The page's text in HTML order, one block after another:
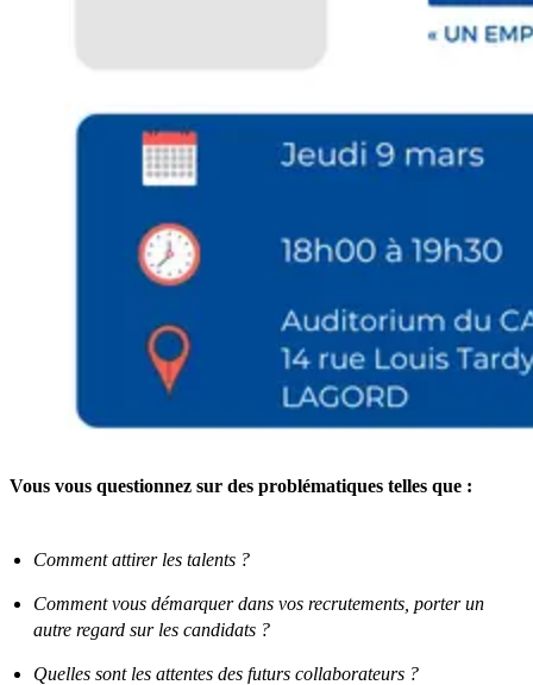
Vous vous questionnez sur des problématiques telles que :
Comment attirer les talents ?
Comment vous démarquer dans vos recrutements, porter un
autre regard sur les candidats ?
Quelles sont les attentes des futurs collaborateurs ?